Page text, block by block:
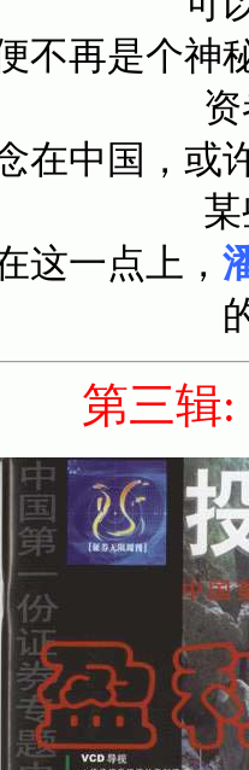
不再是个神
在中国，或
这一点上，
第三辑